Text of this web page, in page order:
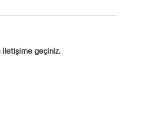
iletişime geçiniz.